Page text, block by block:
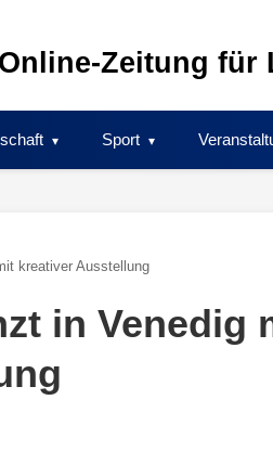
Online-Zeitung für
Sport
kreativer Ausstellung
in Venedig